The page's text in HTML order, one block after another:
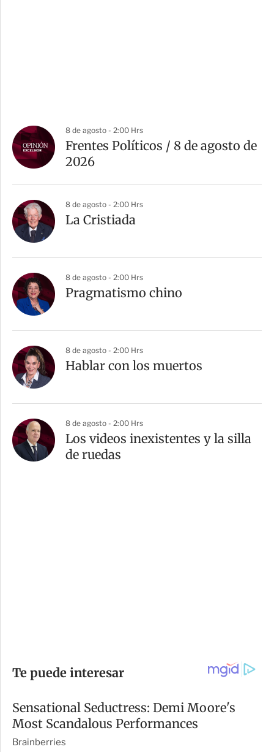
8 de agosto - 2:00 Hrs
Frentes Políticos / 8 de agosto de
2026
8 de agosto - 2:00 Hrs
La Cristiada
8 de agosto - 2:00 Hrs
Pragmatismo chino
8 de agosto - 2:00 Hrs
Hablar con los muertos
8 de agosto - 2:00 Hrs
Los videos inexistentes y la silla
de ruedas